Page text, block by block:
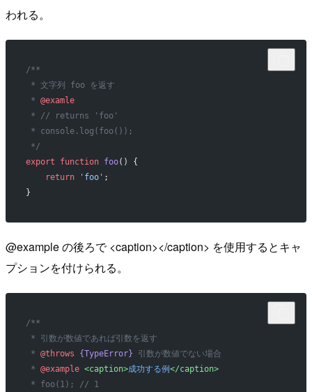
われる。
/**
* 文字列 foo を返す
* @examle
* // returns 'foo'
* console.log(foo());
*/
export function foo() {
    return
'foo' ;
}
@example の後ろで <caption></caption> を使用するとキャ
プションを付けられる。
/**
* 引数が数値であれば引数を返す
* @throws {TypeError} 引数が数値でない場合
* @example <caption>成功する例</caption>
* foo(1); // 1